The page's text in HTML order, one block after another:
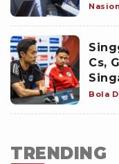
Cs,
Bola
TRENDING